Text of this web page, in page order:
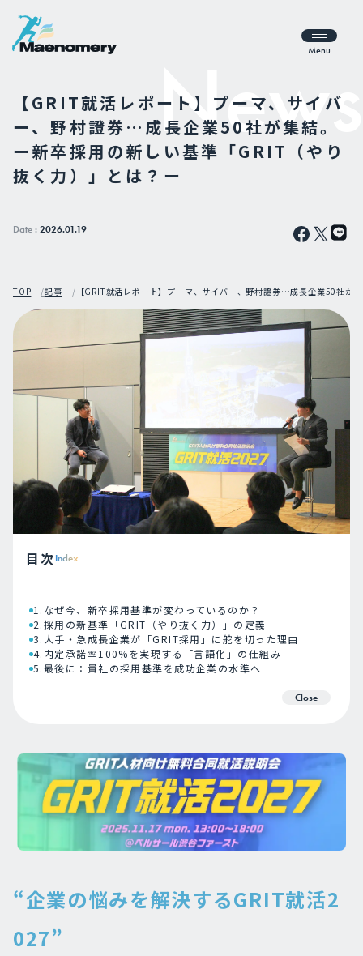
Menu
【GRIT就活レポート】プーマ、サイバ
ー、野村證券…成長企業50社が集結。
ー新卒採用の新しい基準「GRIT（やり
抜く力）」とは？ー
Date : 2026.01.19
TOP 記事 【GRIT就活レポート】プーマ、サイバー、野村證券…成長企業50社が
目次 Index
1.なぜ今、新卒採用基準が変わっているのか？
2.採用の新基準「GRIT（やり抜く力）」の定義
3.大手・急成長企業が「GRIT採用」に舵を切った理由
4.内定承諾率100%を実現する「言語化」の仕組み
5.最後に：貴社の採用基準を成功企業の水準へ
Close
“企業の悩みを解決するGRIT就活2
027”